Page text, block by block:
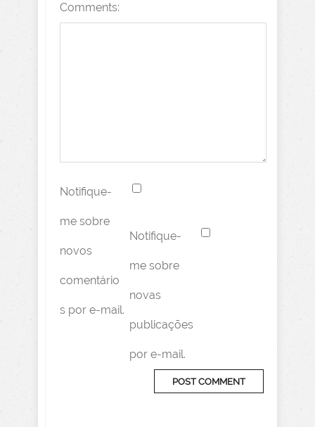
Comments:
Notifique-
me sobre
novos
comentário
s por e-mail.
Notifique-
me sobre
novas
publicações
por e-mail.